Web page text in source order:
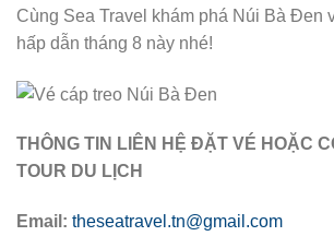
Cùng Sea Travel khám phá Núi Bà Đen
hấp dẫn tháng 8 này nhé!
THÔNG TIN LIÊN HỆ ĐẶT VÉ HOẶC
TOUR DU LỊCH
Email: theseatravel.tn@gmail.com